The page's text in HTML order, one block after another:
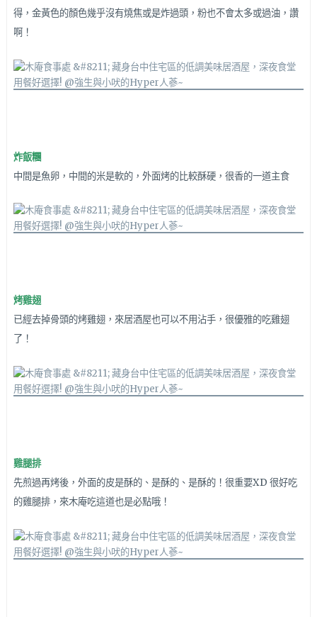
得，金黃色的顏色幾乎沒有燒焦或是炸過頭，粉也不會太多或過油，讚
啊！
炸飯糰
中間是魚卵，中間的米是軟的，外面烤的比較酥硬，很香的一道主食
烤雞翅
已經去掉骨頭的烤雞翅，來居酒屋也可以不用沾手，很優雅的吃雞翅
了！
雞腿排
先煎過再烤後， 外面的皮是酥的、是酥的、是酥的！很重要XD 很好吃
的雞腿排，來木庵吃這道也是必點哦！